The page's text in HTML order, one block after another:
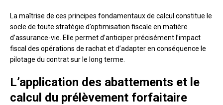
La maîtrise de ces principes fondamentaux de calcul constitue le
socle de toute stratégie d’optimisation fiscale en matière
d’assurance-vie. Elle permet d’anticiper précisément l’impact
fiscal des opérations de rachat et d’adapter en conséquence le
pilotage du contrat sur le long terme.
L’application des abattements et le
calcul du prélèvement forfaitaire